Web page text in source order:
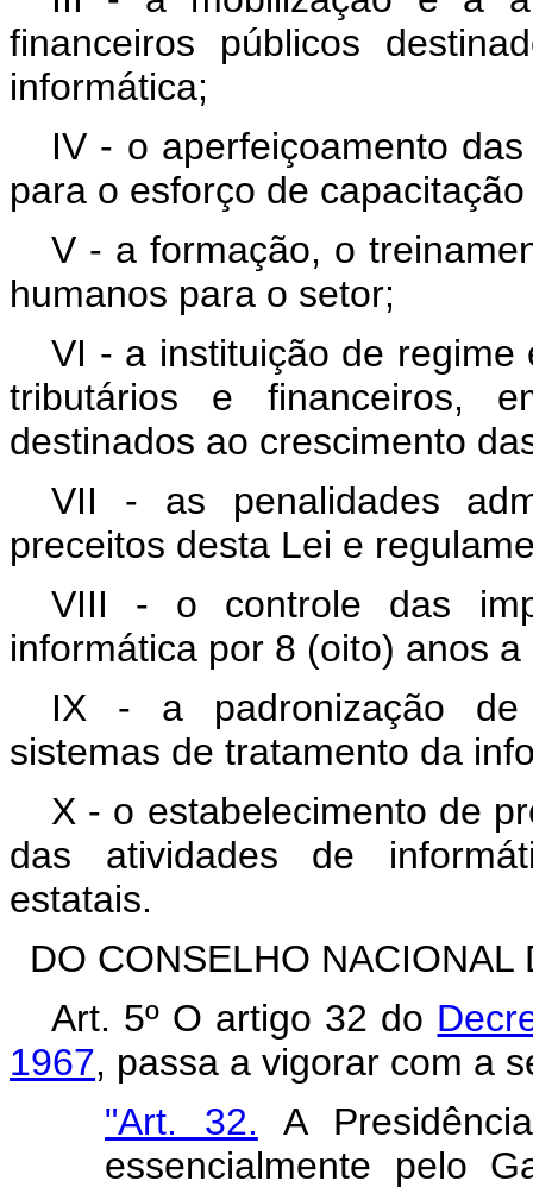
financeiros públicos
informática;
IV - o aperfeiçoamento
para o esforço de
V - a formação, o
humanos para o setor;
VI - a instituição de regime
tributários e financeiros,
destinados ao crescimento
VII - as penalidades
preceitos desta Lei e
VIII - o controle das
informática por 8 (oito) anos
IX - a padronização de
sistemas de tratamento da
X - o estabelecimento de
das atividades de
estatais.
DO CONSELHO
Art. 5º O artigo 32 do
1967, passa a vigorar com a
"Art. 32. A
essencialmente pelo